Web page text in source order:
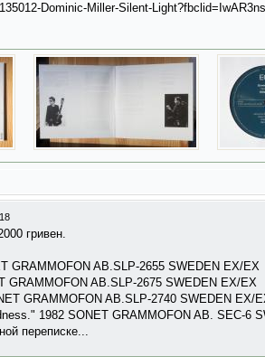
Dominic-Miller-Silent-
гривен.
GRAMMOFON AB.SLP-2655 SWEDEN EX/EX
GRAMMOFON AB.SLP-2675 SWEDEN EX/EX
GRAMMOFON AB.SLP-2740 SWEDEN EX/
1982 SONET GRAMMOFON AB. SEC-6
переписке...